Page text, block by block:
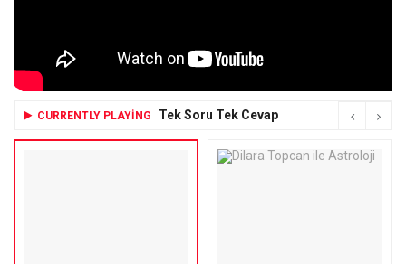
CURRENTLY PLAYING Tek Soru Tek Cevap